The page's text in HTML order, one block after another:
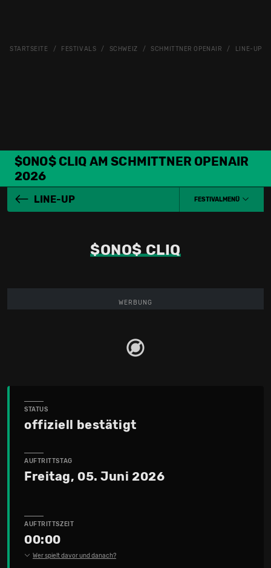
STARTSEITE FESTIVALS SCHWEIZ SCHMITTNER OPENAIR LINE-UP
$ONO$ CLIQ AM SCHMITTNER OPENAIR
2026
LINE-UP FESTIVALMENÜ
$ONO$ CLIQ
WERBUNG
STATUS
offiziell bestätigt
AUFTRITTSTAG
Freitag, 05. Juni 2026
AUFTRITTSZEIT
00:00
Wer spielt davor und danach?